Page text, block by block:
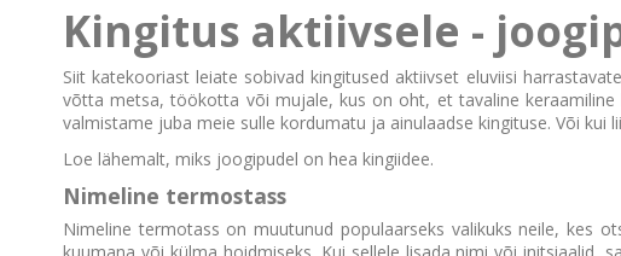
Kingitus aktiivsele -
Siit katekooriast leiate sobivad kingitused aktiivset eluviisi
võtta metsa, töökotta või mujale, kus on oht, et tavaline
valmistame juba meie sulle kordumatu ja ainulaadse kingituse. Või kui
Loe lähemalt, miks joogipudel on hea kingiidee.
Nimeline termostass
Nimeline termotass on muutunud populaarseks valikuks neile, kes